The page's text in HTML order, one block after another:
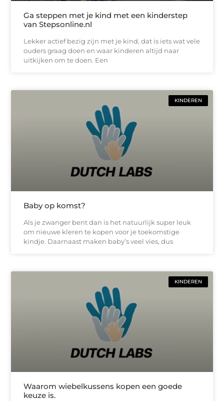
Ga steppen met je kind met een kinderstep
van Stepsonline.nl
Lekker actief bezig zijn met je kind, dat is iets wat vele
ouders graag doen en waar kinderen altijd naar
uitkijken om te doen. Een
KINDEREN
Baby op komst?
Als je zwanger bent dan is het natuurlijk super leuk
om nieuwe kleren te kopen voor je toekomstige
kindje. Daarnaast maken baby’s veel vies, dus
KINDEREN
Waarom wiebelkussens kopen een goede
keuze is.